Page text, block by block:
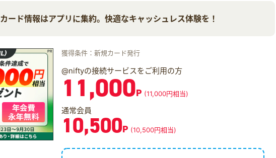
お知らせ
初心者ガイド
カード情報はアプリに集約。快適なキャッシュレス体験を！
獲得条件：新規カード発行
@niftyの接続サービスをご利用の方
11,000P (11,000円相当)
通常会員
10,500P (10,500円相当)